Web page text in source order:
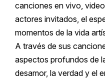
canciones en vivo,
actores invitados, el
momentos de la vida
A través de sus
aspectos profundos de
desamor, la verdad y el